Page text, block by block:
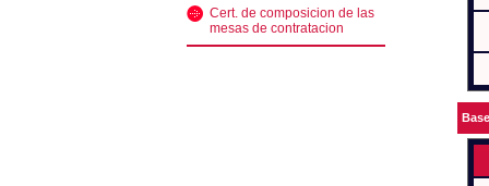
Cert. de composicion de las
mesas de contratacion